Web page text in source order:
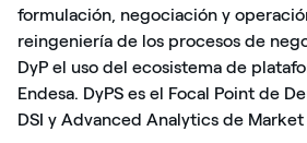
formulación, negociación y
reingeniería de los procesos de
DyP el uso del ecosistema de
Endesa. DyPS es el Focal Point de
DSI y Advanced Analytics de Market